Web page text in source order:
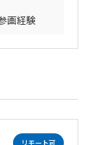
画経験
リモート可